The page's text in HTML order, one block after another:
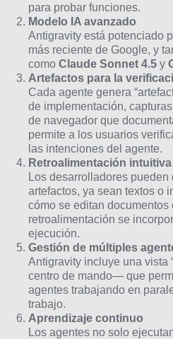
para probar funciones.
Modelo IA avanzado
Antigravity está potenciado
más reciente de Google, y
como Claude Sonnet 4.5 y
Artefactos para la
Cada agente genera
de implementación,
de navegador que
permite a los usuarios
las intenciones del agente.
Retroalimentación intuitiva
Los desarrolladores
artefactos, ya sean textos o
cómo se editan documentos
retroalimentación se
ejecución.
Gestión de múltiples
Antigravity incluye una vista
centro de mando— que
agentes trabajando en
trabajo.
Aprendizaje continuo
Los agentes no solo